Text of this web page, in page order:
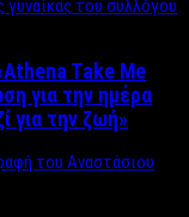
Take Me
για την ημέρα
για την ζωή»